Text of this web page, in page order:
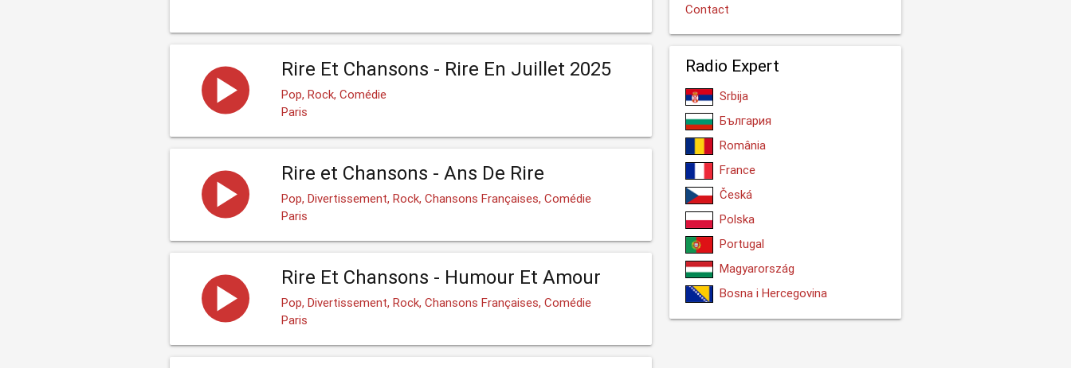
Rire Et Chansons - Rire En Juillet 2025
Pop, Rock, Comédie
Paris
Rire et Chansons - Ans De Rire
Pop, Divertissement, Rock, Chansons Françaises, Comédie
Paris
Rire Et Chansons - Humour Et Amour
Pop, Divertissement, Rock, Chansons Françaises, Comédie
Paris
Contact
Radio Expert
Srbija
България
România
France
Česká
Polska
Portugal
Magyarország
Bosna i Hercegovina